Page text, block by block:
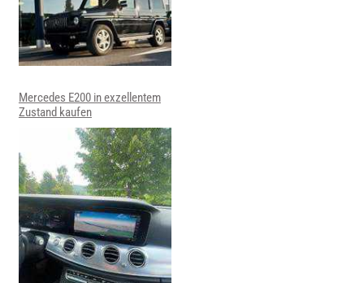
Mercedes E200 in exzellentem
Zustand kaufen